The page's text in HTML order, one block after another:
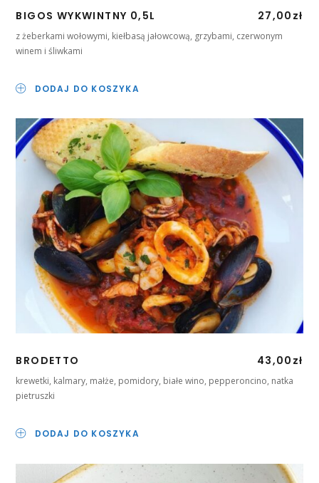
BIGOS WYKWINTNY 0,5L 27,00 zł
z żeberkami wołowymi, kiełbasą jałowcową, grzybami, czerwonym
winem i śliwkami
DODAJ DO KOSZYKA
BRODETTO 43,00 zł
krewetki, kalmary, małże, pomidory, białe wino, pepperoncino, natka
pietruszki
DODAJ DO KOSZYKA